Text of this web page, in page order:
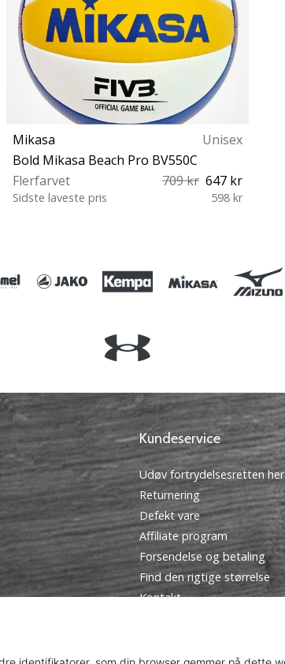
Mikasa
Unisex
Bold Mikasa Beach Pro BV550C
Flerfarvet
709 kr 647 kr
Sidste laveste pris 598 kr
Kundeservice
Udøv fortrydelsesretten her
Returnering
Defekt vare
Affiliate program
Forsendelse og betaling
Find den rigtige størrelse
Kontakt
Ambassador program